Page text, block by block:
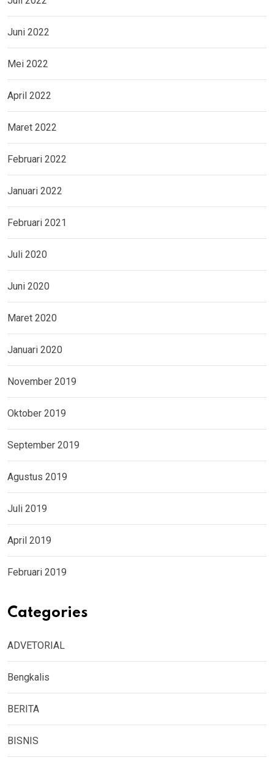
Juni 2022
Mei 2022
April 2022
Maret 2022
Februari 2022
Januari 2022
Februari 2021
Juli 2020
Juni 2020
Maret 2020
Januari 2020
November 2019
Oktober 2019
September 2019
Agustus 2019
Juli 2019
April 2019
Februari 2019
Categories
ADVETORIAL
Bengkalis
BERITA
BISNIS